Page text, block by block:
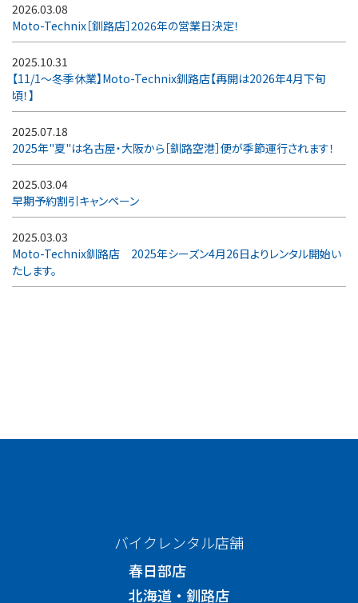
2026.03.08
Moto-Technix［釧路店］2026年の営業日決定！
2025.10.31
【11/1～冬季休業】Moto-Technix釧路店【再開は2026年4月下旬
頃！】
2025.07.18
2025年"夏"は名古屋・大阪から［釧路空港］便が季節運行されます！
2025.03.04
早期予約割引キャンペーン
2025.03.03
Moto-Technix釧路店 2025年シーズン4月26日よりレンタル開始い
たします。
バイクレンタル店舗
春日部店
北海道・釧路店